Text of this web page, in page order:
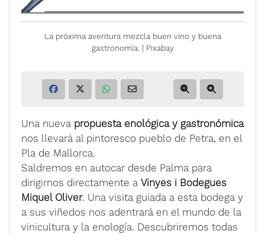
La próxima aventura mezcla buen vino y buena
gastronomía. | Pixabay
Una nueva propuesta enológica y gastronómica
nos llevará al pintoresco pueblo de Petra, en el
Pla de Mallorca.
Saldremos en autocar desde Palma para
dirigirnos directamente a Vinyes i Bodegues
Miquel Oliver. Una visita guiada a esta bodega y
a sus viñedos nos adentrará en el mundo de la
vinicultura y la enología. Descubriremos todas